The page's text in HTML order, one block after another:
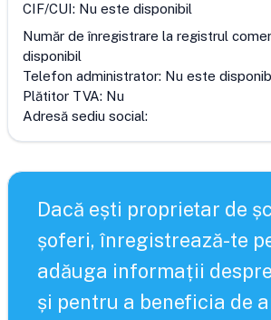
CIF/CUI: Nu este disponibil
Număr de înregistrare la registrul
disponibil
Telefon administrator: Nu este
Plătitor TVA: Nu
Adresă sediu social:
Dacă ești proprietar de
șoferi, înregistrează-te
adăuga informații
și pentru a beneficia de